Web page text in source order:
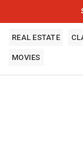
REAL ESTATE
MOVIES